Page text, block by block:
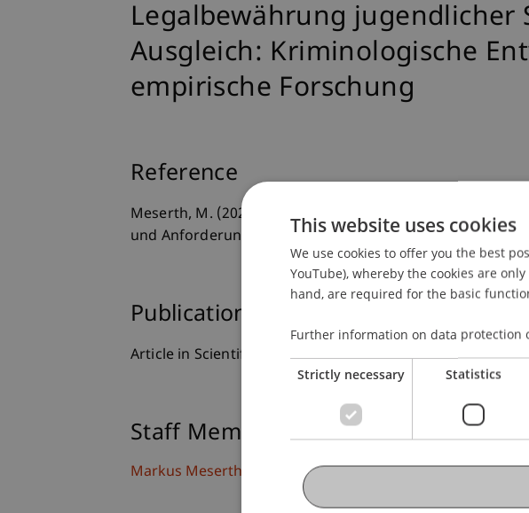
Legalbewährung
Ausgleich: Kriminologische
empirische Forschung
Reference
Meserth, M. (2023). Legalbewährung jugendlicher
und Anforderungen an die empirische Forschung.TOA-
Publication Type
Article in Scientific Journal
Staff Members
Markus Meserth
This website uses cookies
We use cookies to offer you the best
YouTube), whereby the cookies are
hand, are required for the basic
Further information on data protection
Strictly necessary Statistics